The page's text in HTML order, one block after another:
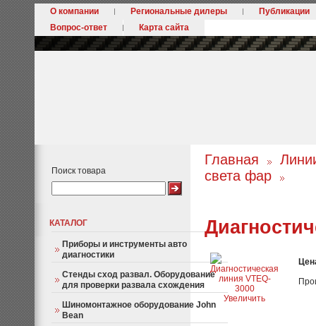
О компании Региональные дилеры
Публикации
Вопрос-ответ
Карта сайта
Поиск товара
КАТАЛОГ
Приборы и инструменты авто
диагностики
Стенды сход развал. Оборудование
для проверки развала схождения
Шиномонтажное оборудование John
Bean
Главная
света фар
Увеличить